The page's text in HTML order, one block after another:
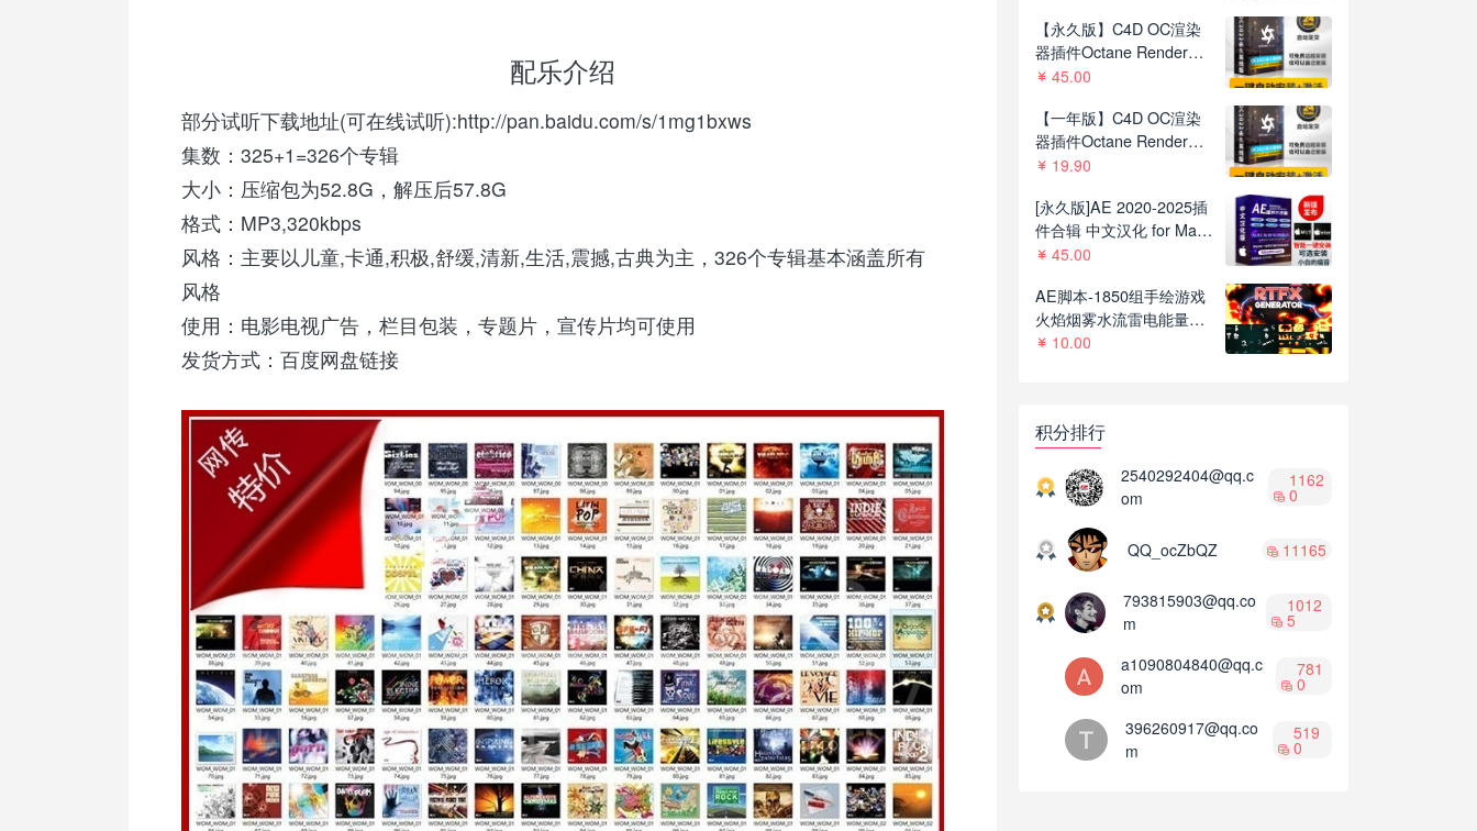
配乐介绍
部分试听下载地址(可在线试听):http://pan.baidu.com/s/1mg1bxws
集数：325+1=326个专辑
大小：压缩包为52.8G，解压后57.8G
格式：MP3,320kbps
风格：主要以儿童,卡通,积极,舒缓,清新,生活,震撼,古典为主，326个专辑基本涵盖所有
风格
使用：电影电视广告，栏目包装，专题片，宣传片均可使用
发货方式：百度网盘链接
红巨人系列等插件一键安
装包
【永久版】C4D OC渲染
器插件Octane Render
2022.1 R8一键安装版支持
45.00
【一年版】C4D OC渲染
器插件Octane Render
2022.1R8一键安装版支持
19.90
[永久版]AE 2020-2025插
件合辑 中文汉化 for Mac
苹果系统三维模型光效粒
装包
45.00
AE脚本-1850组手绘游戏
火焰烟雾水流雷电能量MG
动画+通道视频素材
10.00
积分排行
2540292404@qq.c
om
1162
0
QQ_ocZbQZ 11165
793815903@qq.co
m
1012
5
a1090804840@qq.c
om
781
0
396260917@qq.co
m
519
0